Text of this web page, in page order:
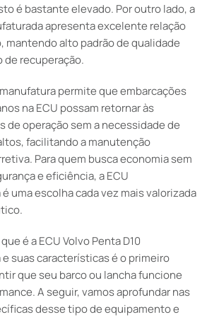
é bastante elevado. Por outro lado, a
apresenta excelente relação
alto padrão de qualidade
de recuperação.
permite que embarcações
na ECU possam retornar às
de operação sem a necessidade de
facilitando a manutenção
Para quem busca economia sem
e eficiência, a ECU
uma escolha cada vez mais valorizada
é a ECU Volvo Penta D10
suas características é o primeiro
que seu barco ou lancha funcione
A seguir, vamos aprofundar nas
desse tipo de equipamento e